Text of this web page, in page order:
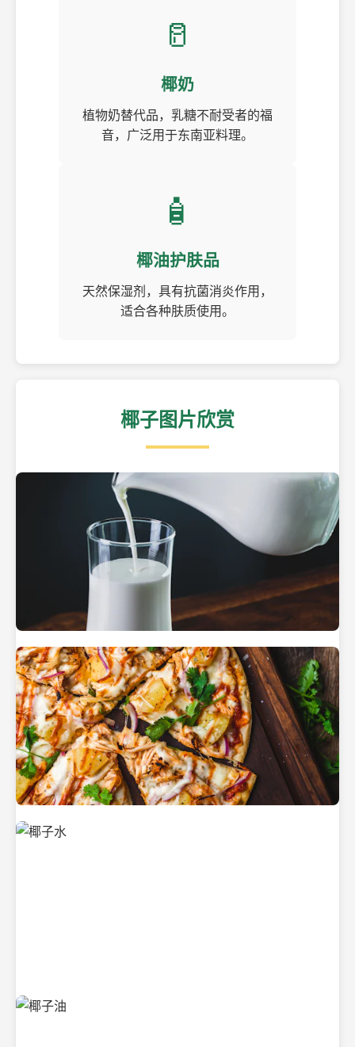
🥛
椰奶
植物奶替代品，乳糖不耐受者的福
音，广泛用于东南亚料理。
🧴
椰油护肤品
天然保湿剂，具有抗菌消炎作用，
适合各种肤质使用。
椰子图片欣赏
热带海滩上的椰子树
新鲜采摘的椰子
清凉解渴的椰子水